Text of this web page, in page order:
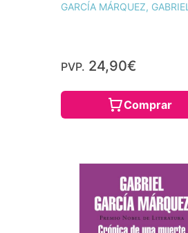
GARCÍA MÁRQUEZ, GABRIEL
PVP. 24,90€
Comprar